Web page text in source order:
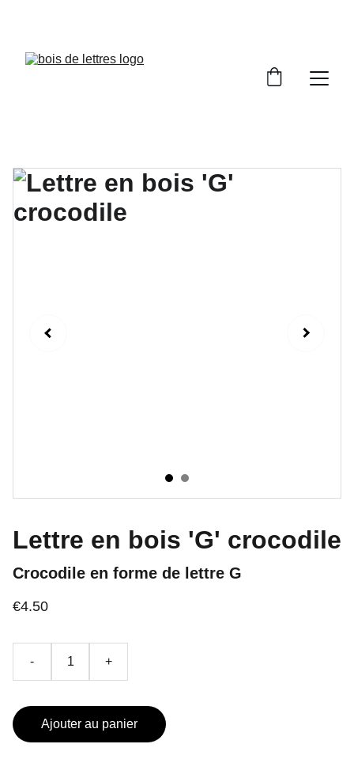
Lettre en bois 'G' crocodile
Crocodile en forme de lettre G
€4.50
- +
Ajouter au panier